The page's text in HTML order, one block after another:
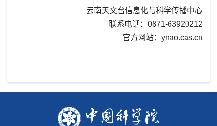
云南天文台信息化与科学传播中心
联系电话：0871-63920212
官方网站：ynao.cas.cn